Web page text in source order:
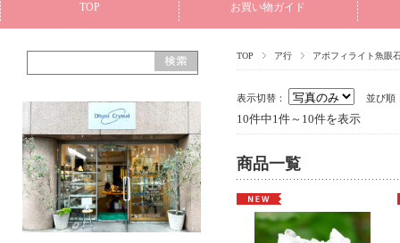
TOP お買い物ガイド
TOP ア行 アポフィライト魚眼
表示切替： 並び順
10件中1件～10件を表示
商品一覧